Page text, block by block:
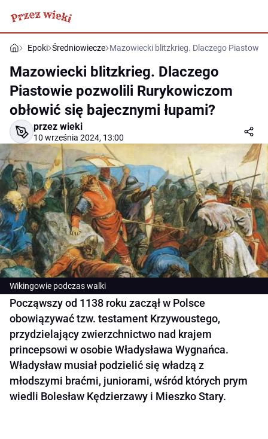
Epoki Średniowiecze Mazowiecki blitzkrieg. Dlaczego
Mazowiecki blitzkrieg. Dlaczego
Piastowie pozwolili Rurykowiczom
obłowić się bajecznymi łupami?
przez wieki
10 września 2024, 13:00
Wikingowie podczas walki
Począwszy od 1138 roku zaczął w Polsce
obowiązywać tzw. testament Krzywoustego,
przydzielający zwierzchnictwo nad krajem
princepsowi w osobie Władysława Wygnańca.
Władysław musiał podzielić się władzą z
młodszymi braćmi, juniorami, wśród których prym
wiedli Bolesław Kędzierzawy i Mieszko Stary.